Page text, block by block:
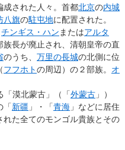
成された人々。首都北京の内城
八旗の駐屯地に配置された。
チンギス・ハン またはアルタ
長が廃止され、清朝皇帝の直
のうち、 万里の長城の北側に位
（フフホトの周辺）の２部族。 オ
「漠北蒙古」（「外蒙古 」）
「新疆 」・「青海 」などに居住
れた全てのモンゴル貴族とその